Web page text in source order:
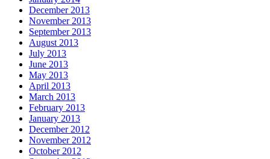
December 2013
November 2013
September 2013
August 2013
July 2013
June 2013
May 2013
April 2013
March 2013
February 2013
January 2013
December 2012
November 2012
October 2012